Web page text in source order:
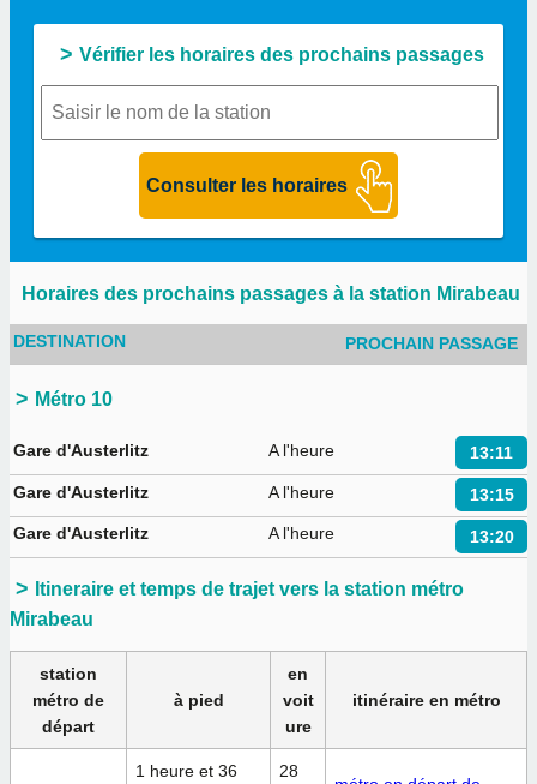
Vérifier les horaires des prochains passages
Horaires des prochains passages à la station Mirabeau
DESTINATION PROCHAIN PASSAGE
Métro 10
Gare d'Austerlitz 13:11
A l'heure
Gare d'Austerlitz 13:15
A l'heure
Gare d'Austerlitz 13:20
A l'heure
Itineraire et temps de trajet vers la station métro
Mirabeau
station
métro de
départ
à pied
en
voit
ure
itinéraire en métro
1 heure et 36
28